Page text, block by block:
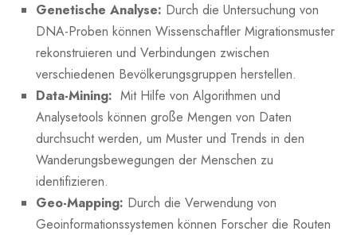
Genetische Analyse: Durch die Untersuchung⁤ von
⁢DNA-Proben⁤ können ​Wissenschaftler Migrationsmuster
rekonstruieren und Verbindungen zwischen
verschiedenen Bevölkerungsgruppen herstellen.
Data-Mining: ​ Mit Hilfe von Algorithmen und
Analysetools‌ können⁣ große ⁤Mengen von Daten
durchsucht ⁢werden, ‍um Muster und ​Trends ​in den
Wanderungsbewegungen der Menschen zu​
identifizieren.
Geo-Mapping: Durch die Verwendung ⁣von
Geoinformationssystemen ⁢können Forscher die Routen